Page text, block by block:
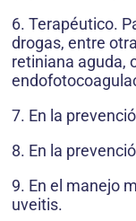
6. Terapéutico.
drogas, entre
retiniana aguda,
7. En la
8. En la
9. En el manejo
uveitis.